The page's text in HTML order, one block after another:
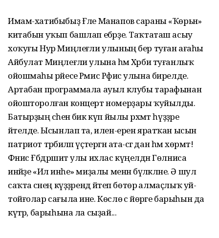
Имам-хатибыбыҙ Ғәле Манапов сараны «Ҡөрьән»
китабын уҡып башлап ебәрҙе. Таҡтаташ асыу
хоҡуғы Нур Миңлеғәли улының бер туған ағаһы
Айбулат Миңлеғәли улына һәм Хәрби туғанлыҡ
ойошмаһы рәйесе Рәмис Рәфис улына бирелде.
Артабан программала ауыл клубы тарафынан
ойошторолған концерт номерҙары ҡуйылды.
Батырҙың әсәһенә бик күп йылы рәхмәт һүҙҙәре
әйтелде. Ысынлап та, илен-ерен яратҡан ысын
патриот тәрбиәләп үҫтергән ата-әсәгә дан һәм хөрмәт!
Фәнис Ғәбдрәшит улы ихлас күңелдән Гөлниса
инәйҙе «Ил инәһе» миҙалы менән бүләкләне. Ә шул
саҡта әсәнең күҙҙәрендә әйтеп бөтөрә алмаҫлыҡ уй-
тойғолар сағыла ине. Көслө әсә йөрәге барыһын да
күтәрә, барыһына ла сыҙай...